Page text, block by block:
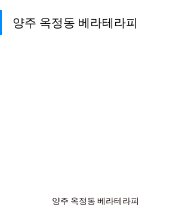
양주 옥정동 베라테라피
양주 옥정동 베라테라피